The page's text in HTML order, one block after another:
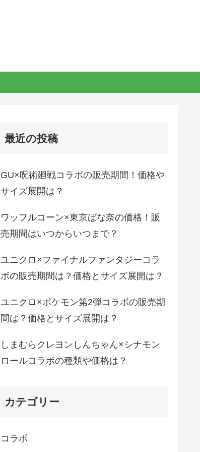
最近の投稿
GU×呪術廻戦コラボの販売期間！価格や
サイズ展開は？
ワッフルコーン×東京ばな奈の価格！販
売期間はいつからいつまで？
ユニクロ×ファイナルファンタジーコラ
ボの販売期間は？価格とサイズ展開は？
ユニクロ×ポケモン第2弾コラボの販売期
間は？価格とサイズ展開は？
しまむらクレヨンしんちゃん×シナモン
ロールコラボの種類や価格は？
カテゴリー
コラボ